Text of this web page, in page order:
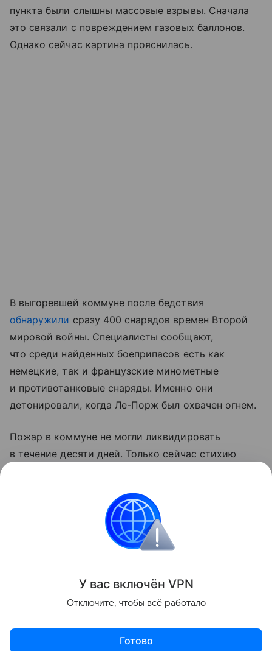
пункта были слышны массовые взрывы. Сначала
это связали с повреждением газовых баллонов.
Однако сейчас картина прояснилась.
В выгоревшей коммуне после бедствия
обнаружили сразу 400 снарядов времен Второй
мировой войны. Специалисты сообщают,
что среди найденных боеприпасов есть как
немецкие, так и французские минометные
и противотанковые снаряды. Именно они
детонировали, когда Ле-Порж был охвачен огнем.
Пожар в коммуне не могли ликвидировать
в течение десяти дней. Только сейчас стихию
из Управления гражданской обороны МВД.
пожары Новости
Поделиться
У вас включён VPN
Отключите, чтобы всё работало
Готово